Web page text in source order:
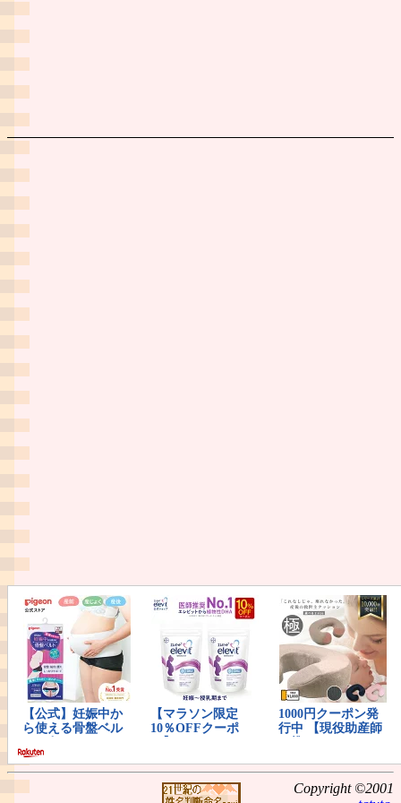
Copyright ©2001